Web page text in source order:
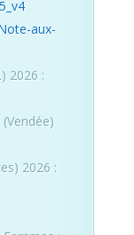
aux-
2026 :
2026 :